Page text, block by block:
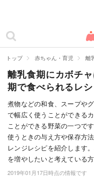
カテゴリー一覧
妊娠
出産
赤ちゃん・育児
子育て・家族
病院
美容・ファッション
トップ 赤ちゃん・育児 離
離乳食期にカボチ
期で食べられるレ
煮物などの和食、スープや
で幅広く使うことができる
ことができる野菜の一つで
使うときの与え方や保存方
レンジレシピを紹介します
を増やしたいと考えている
2019年01月17日時点の情報です